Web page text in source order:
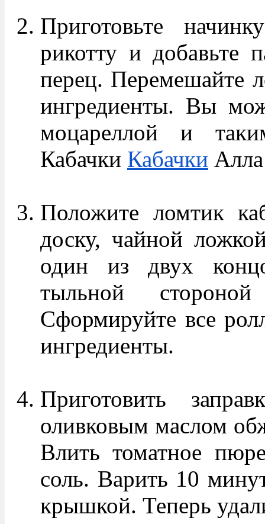
Приготовьте
рикотту и добавьте
перец. Перемешайте
ингредиенты. Вы
моцареллой и
Кабачки Кабачки
Положите ломтик
доску, чайной
один из двух
тыльной
Сформируйте все
ингредиенты.
Приготовить
оливковым маслом
Влить томатное
соль. Варить 10
крышкой. Теперь